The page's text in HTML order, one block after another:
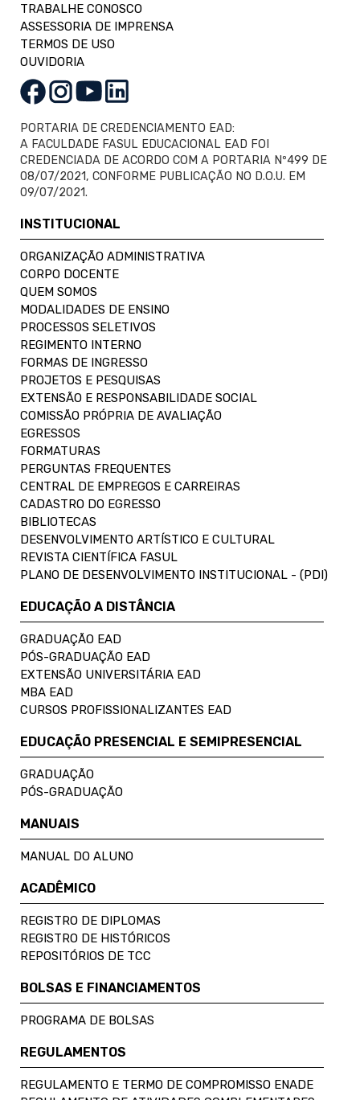
TRABALHE CONOSCO
ASSESSORIA DE IMPRENSA
TERMOS DE USO
OUVIDORIA
PORTARIA DE CREDENCIAMENTO EAD:
A FACULDADE FASUL EDUCACIONAL EAD FOI
CREDENCIADA DE ACORDO COM A PORTARIA Nº499 DE
08/07/2021, CONFORME PUBLICAÇÃO NO D.O.U. EM
09/07/2021.
INSTITUCIONAL
ORGANIZAÇÃO ADMINISTRATIVA
CORPO DOCENTE
QUEM SOMOS
MODALIDADES DE ENSINO
PROCESSOS SELETIVOS
REGIMENTO INTERNO
FORMAS DE INGRESSO
PROJETOS E PESQUISAS
EXTENSÃO E RESPONSABILIDADE SOCIAL
COMISSÃO PRÓPRIA DE AVALIAÇÃO
EGRESSOS
FORMATURAS
PERGUNTAS FREQUENTES
CENTRAL DE EMPREGOS E CARREIRAS
CADASTRO DO EGRESSO
BIBLIOTECAS
DESENVOLVIMENTO ARTÍSTICO E CULTURAL
REVISTA CIENTÍFICA FASUL
PLANO DE DESENVOLVIMENTO INSTITUCIONAL - (PDI)
EDUCAÇÃO A DISTÂNCIA
GRADUAÇÃO EAD
PÓS-GRADUAÇÃO EAD
EXTENSÃO UNIVERSITÁRIA EAD
MBA EAD
CURSOS PROFISSIONALIZANTES EAD
EDUCAÇÃO PRESENCIAL E SEMIPRESENCIAL
GRADUAÇÃO
PÓS-GRADUAÇÃO
MANUAIS
MANUAL DO ALUNO
ACADÊMICO
REGISTRO DE DIPLOMAS
REGISTRO DE HISTÓRICOS
REPOSITÓRIOS DE TCC
BOLSAS E FINANCIAMENTOS
PROGRAMA DE BOLSAS
REGULAMENTOS
REGULAMENTO E TERMO DE COMPROMISSO ENADE